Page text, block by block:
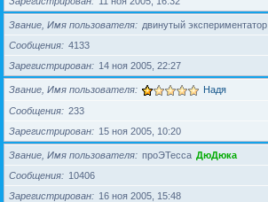
Звание, Имя пользователя двинутый экспериментатор
Сообщения
4133
Зарегистрирован
14 ноя 2005, 22:27
Звание, Имя пользователя Надя
Сообщения
233
Зарегистрирован
15 ноя 2005, 10:20
Звание, Имя пользователя проЭТесса ДюДюка
Сообщения
10406
Зарегистрирован
16 ноя 2005, 15:48